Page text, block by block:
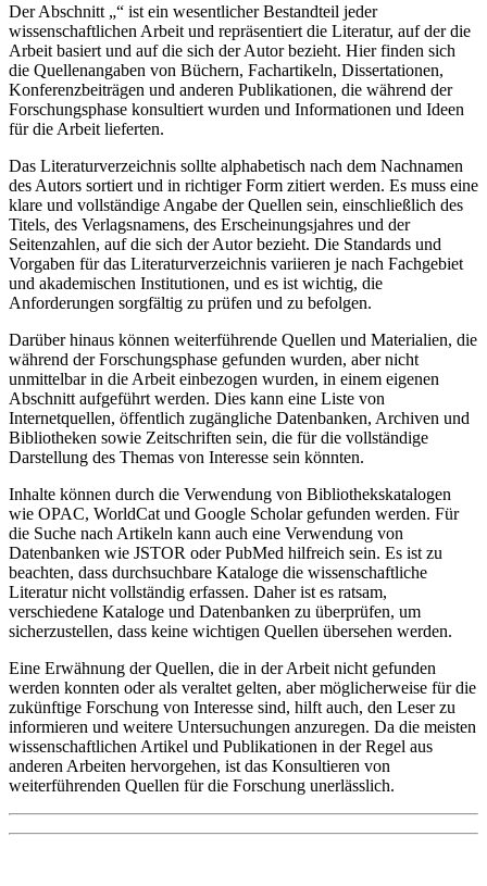
Der Abschnitt „“ ist ein wesentlicher Bestandteil jeder
wissenschaftlichen Arbeit und repräsentiert die Literatur, auf der die
Arbeit basiert und auf die sich der Autor bezieht. Hier finden sich
die Quellenangaben von Büchern, Fachartikeln, Dissertationen,
Konferenzbeiträgen und anderen Publikationen, die während der
Forschungsphase konsultiert wurden und Informationen und Ideen
für die Arbeit lieferten.
Das Literaturverzeichnis sollte alphabetisch nach dem Nachnamen
des Autors sortiert und in richtiger Form zitiert werden. Es muss eine
klare und vollständige Angabe der Quellen sein, einschließlich des
Titels, des Verlagsnamens, des Erscheinungsjahres und der
Seitenzahlen, auf die sich der Autor bezieht. Die Standards und
Vorgaben für das Literaturverzeichnis variieren je nach Fachgebiet
und akademischen Institutionen, und es ist wichtig, die
Anforderungen sorgfältig zu prüfen und zu befolgen.
Darüber hinaus können weiterführende Quellen und Materialien, die
während der Forschungsphase gefunden wurden, aber nicht
unmittelbar in die Arbeit einbezogen wurden, in einem eigenen
Abschnitt aufgeführt werden. Dies kann eine Liste von
Internetquellen, öffentlich zugängliche Datenbanken, Archiven und
Bibliotheken sowie Zeitschriften sein, die für die vollständige
Darstellung des Themas von Interesse sein könnten.
Inhalte können durch die Verwendung von Bibliothekskatalogen
wie OPAC, WorldCat und Google Scholar gefunden werden. Für
die Suche nach Artikeln kann auch eine Verwendung von
Datenbanken wie JSTOR oder PubMed hilfreich sein. Es ist zu
beachten, dass durchsuchbare Kataloge die wissenschaftliche
Literatur nicht vollständig erfassen. Daher ist es ratsam,
verschiedene Kataloge und Datenbanken zu überprüfen, um
sicherzustellen, dass keine wichtigen Quellen übersehen werden.
Eine Erwähnung der Quellen, die in der Arbeit nicht gefunden
werden konnten oder als veraltet gelten, aber möglicherweise für die
zukünftige Forschung von Interesse sind, hilft auch, den Leser zu
informieren und weitere Untersuchungen anzuregen. Da die meisten
wissenschaftlichen Artikel und Publikationen in der Regel aus
anderen Arbeiten hervorgehen, ist das Konsultieren von
weiterführenden Quellen für die Forschung unerlässlich.